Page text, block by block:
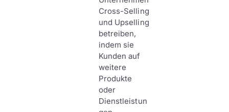
Cross-Selling
und Upselling
betreiben,
indem sie
Kunden auf
weitere
Produkte
oder
Dienstleistun